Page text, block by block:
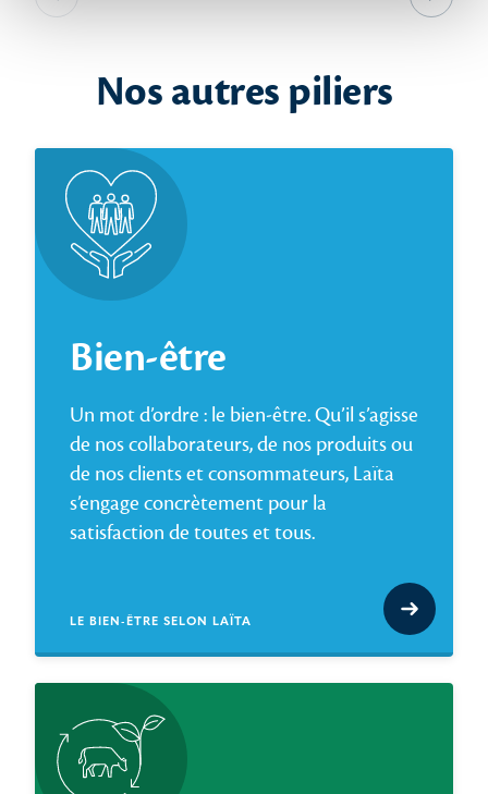
Slide précédente Slide
Nos autres piliers
Bien-être
Un mot d’ordre : le bien-être. Qu’il s’agisse
de nos collaborateurs, de nos produits ou
de nos clients et consommateurs, Laïta
s’engage concrètement pour la
satisfaction de toutes et tous.
LE BIEN-ÊTRE SELON LAÏTA